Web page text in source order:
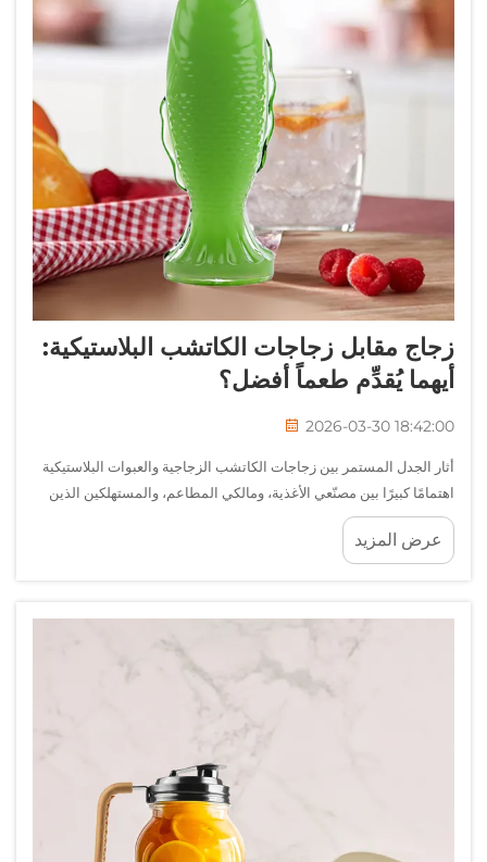
زجاج مقابل زجاجات الكاتشب البلاستيكية:
أيهما يُقدِّم طعماً أفضل؟
2026-03-30 18:42:00
أثار الجدل المستمر بين زجاجات الكاتشب الزجاجية والعبوات البلاستيكية
اهتمامًا كبيرًا بين مصنّعي الأغذية، ومالكي المطاعم، والمستهلكين الذين
يُعطون الأولوية لجودة الطعم. وعلى الرغم من أن كلا خيارَي التغليف
يؤديان الغرض الأساسي...
عرض المزيد